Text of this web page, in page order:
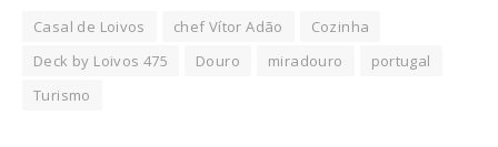
Casal de Loivos chef Vítor Adão
Cozinha
Deck by Loivos 475
Douro miradouro
portugal
Turismo